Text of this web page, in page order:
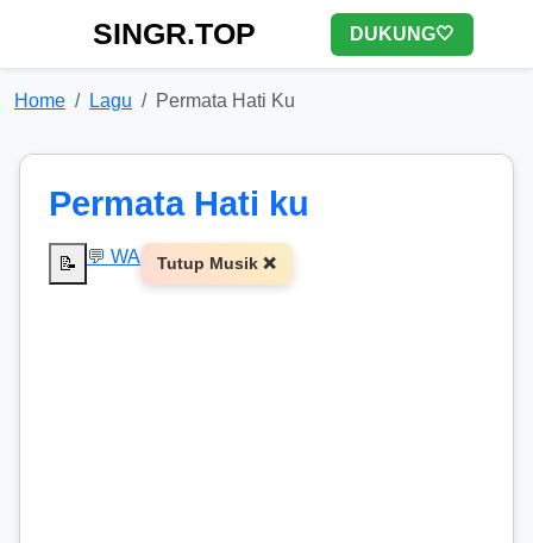
SINGR.TOP DUKUNG🤍
Home Lagu Permata Hati Ku
Permata Hati ku
📝 💬 WA Tutup Musik ❌